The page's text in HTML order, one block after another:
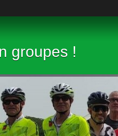
groupes !